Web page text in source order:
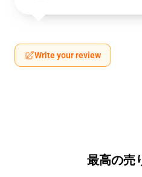
Write your review
最高の売